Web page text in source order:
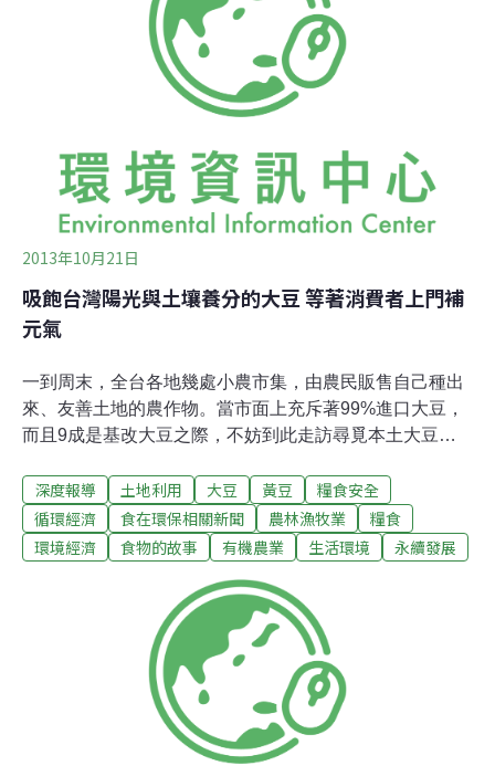
潮間帶是海龍王的一塊良田，一年四季種上各式各樣的藻
類，魚兒愛我們也愛，但是只有識貨的人，才能挖到寶。
東北角海岸地形主要是屬於岩岸，除了奇形怪狀岩石外，
一片又一片海蝕平台分布在其中，隨著潮起潮落，總是有
彿是一片田，在這片「藻田」裡各種滸苔、石蓴、紫菜
2013年10月21日
吸飽台灣陽光與土壤養分的大豆 等著消費者上門補
元氣
一到周末，全台各地幾處小農市集，由農民販售自己種出
來、友善土地的農作物。當市面上充斥著99%進口大豆，
而且9成是基改大豆之際，不妨到此走訪尋覓本土大豆，
正等著將元氣轉化給消費者。為了維護糧食安全，不少小
農，傾一己之力，努力把黃豆種回來。在苗栗以有機農法
種植紅棗的的陳淑慧，是土生土長的台北人，這幾年在苗
栗務農、做豆腐，發現大豆絕大多數靠進口，非基改黃豆
更是一豆難求。為了堅持做出健康豆腐，於是與農民契作
本土無毒大豆，去（2012）年4月29日開始種下第一批大
豆，他將這一天稱為「台灣黃豆日」。陳淑慧種的是台南
4號，農民用來種綠肥的品種，習於進口大豆的豆腐店師
傅，卻嫌棄台南4號外表不起眼。即使如此，寧可換掉師
傅，陳淑慧堅持種這個品系。他說，台南4號出漿率高，
適合台灣的環境。「其實綠肥豆也適合做豆腐。」去
深度報導 土地利用 大豆 黃豆
糧食安全
循環經濟
食在環保相關新聞 農林漁牧業
糧食
環境經濟
食物的故事 有機農業 生活環境 永續發展